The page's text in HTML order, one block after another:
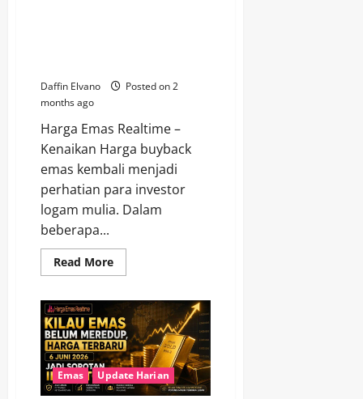
Daffin Elvano
Posted on 2
months ago
Harga Emas Realtime –
Kenaikan Harga buyback
emas kembali menjadi
perhatian para investor
logam mulia. Dalam
beberapa...
Read MoreRead
more
Buyback
Emas
Antam,
UBS,
dan
Galeri
24
Naik,
Emas Update Harian